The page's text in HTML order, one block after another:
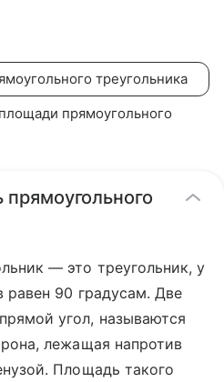
треугольника
прямоугольного
— это треугольник, у
равен 90 градусам. Две
угол, называются
лежащая напротив
Площадь такого